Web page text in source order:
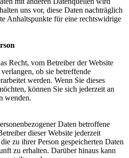
uns vor, diese Daten nachträglich
Anhaltspunkte für eine rechtswidrige
Recht, vom Betreiber der Website
ob sie betreffende
werden. Wenn Sie dieses
können Sie sich jederzeit an
wenden.
Daten betroffene
dieser Website jederzeit
zu ihrer Person gespeicherten Daten
zu erhalten. Darüber hinaus kann